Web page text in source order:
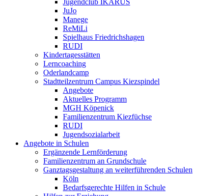
JuJo
Manege
ReMiLi
Spielhaus Friedrichshagen
RUDI
Kindertagesstätten
Lerncoaching
Oderlandcamp
Stadtteilzentrum Campus Kiezspindel
Angebote
Aktuelles Programm
MGH Köpenick
Familienzentrum Kiezfüchse
RUDI
Jugendsozialarbeit
Angebote in Schulen
Ergänzende Lernförderung
Familienzentrum an Grundschule
Ganztagsgestaltung an weiterführenden Schulen
Köln
Bedarfsgerechte Hilfen in Schule